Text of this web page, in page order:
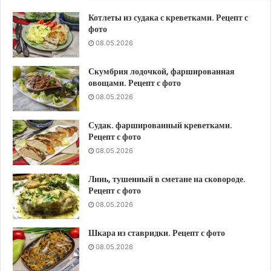
Котлеты из судака с креветками. Рецепт с
фото
08.05.2026
Скумбрия лодочкой, фаршированная
овощами. Рецепт с фото
08.05.2026
Судак. фаршированный креветками.
Рецепт с фото
08.05.2026
Линь, тушенный в сметане на сковороде.
Рецепт с фото
08.05.2026
Шкара из ставридки. Рецепт с фото
08.05.2026